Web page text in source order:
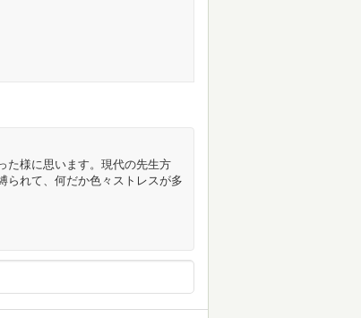
た様に思います。現代の先生方
られて、何だか色々ストレスが多